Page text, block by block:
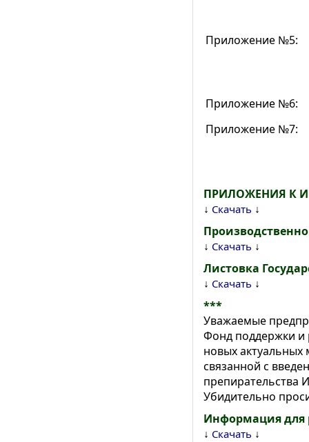
Приложение №5:
Приложение №6:
Приложение №7:
ПРИЛОЖЕНИЯ К
↓ Скачать ↓
↓ Скачать ↓
Листовка
↓ Скачать ↓
***
Уважаемые
Фонд поддержки и
новых актуальных
связанной с
препирательства
Убидительно
Информация для
↓ Скачать ↓